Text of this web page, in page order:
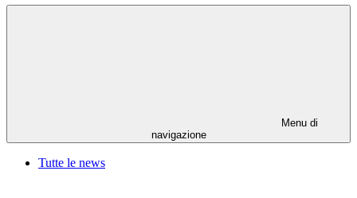
Menu di
navigazione
Tutte le news